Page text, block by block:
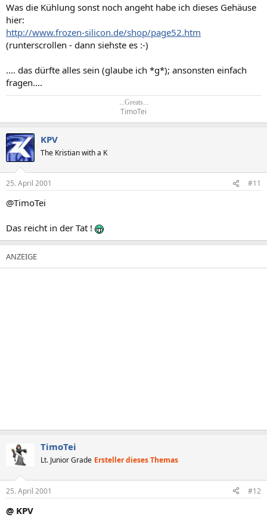
Was die Kühlung sonst noch angeht habe ich dieses Gehäuse
hier:
http://www.frozen-silicon.de/shop/page52.htm
(runterscrollen - dann siehste es :-)
.... das dürfte alles sein (glaube ich *g*); ansonsten einfach
fragen....
...Greats...
TimoTei​
KPV
The Kristian with a K
25. April 2001 #11
@TimoTei
Das reicht in der Tat !
TimoTei
Lt. Junior Grade Ersteller dieses Themas
25. April 2001 #12
@ KPV